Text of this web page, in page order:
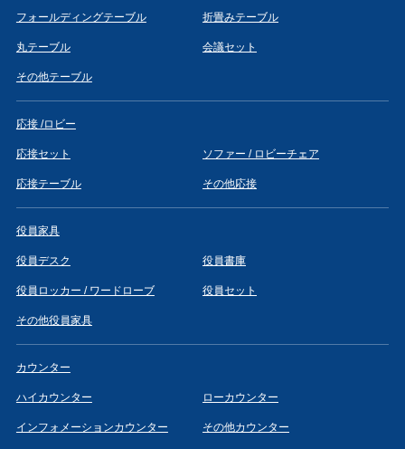
フォールディングテーブル 折畳みテーブル
丸テーブル 会議セット
その他テーブル
応接 /ロビー
応接セット ソファー / ロビーチェア
応接テーブル その他応接
役員家具
役員デスク 役員書庫
役員ロッカー / ワードローブ 役員セット
その他役員家具
カウンター
ハイカウンター ローカウンター
インフォメーションカウンター その他カウンター